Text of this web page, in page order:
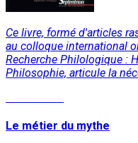
Ce livre, formé d'articles
au colloque international
Recherche Philologique :
Philosophie, articule la
Le métier du mythe